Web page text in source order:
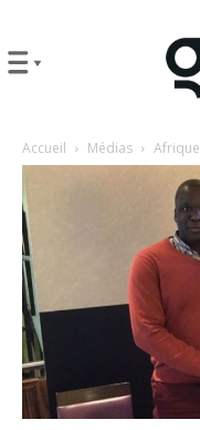
Accueil Médias Afrique